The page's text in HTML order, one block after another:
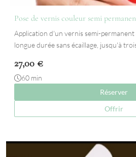
Pose de vernis couleur semi
Application d'un vernis semi-
longue durée sans écaillage, jusqu'à
27,00 €
60 min
Réserver
Offrir